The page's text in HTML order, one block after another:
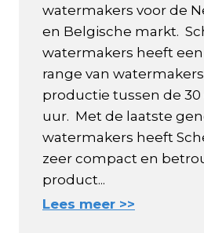
watermakers voor de
en Belgische markt.
watermakers heeft
range van
productie tussen de 30
uur. Met de laatste
watermakers heeft
zeer compact en
product...
Lees meer >>